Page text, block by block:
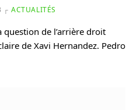
ACTUALITÉS
de l’arrière droit
de Xavi Hernandez. Pedro